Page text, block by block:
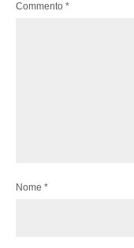
Commento *
Nome *